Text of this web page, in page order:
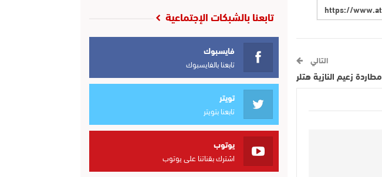
التالي
مطاردة زعيم النازية هتلر
تابعنا بالشبكات الإجتماعية
فايسبوك
تابعنا بالفايسبوك
تويتر
تابعنا بتويتر
يوتوب
اشترك بقناتنا على يوتوب